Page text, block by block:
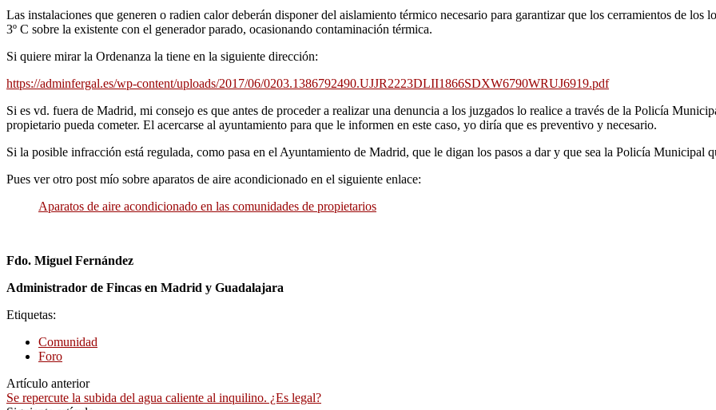
Las instalaciones que generen o radien calor deberán disponer del aislamiento térmico necesario para garantizar que los cerramientos de los
3º C sobre la existente con el generador parado, ocasionando contaminación térmica.
Si quiere mirar la Ordenanza la tiene en la siguiente dirección:
https://adminfergal.es/wp-content/uploads/2017/06/0203.1386792490.UJJR2223DLII1866SDXW6790WRUJ6919.pdf
Si es vd. fuera de Madrid, mi consejo es que antes de proceder a realizar una denuncia a los juzgados lo realice a través de la Policía
propietario pueda cometer. El acercarse al ayuntamiento para que le informen en este caso, yo diría que es preventivo y necesario.
Si la posible infracción está regulada, como pasa en el Ayuntamiento de Madrid, que le digan los pasos a dar y que sea la Policía Municipal
Pues ver otro post mío sobre aparatos de aire acondicionado en el siguiente enlace:
Aparatos de aire acondicionado en las comunidades de propietarios
Fdo. Miguel Fernández
Administrador de Fincas en Madrid y Guadalajara
Etiquetas:
Comunidad
Foro
Artículo anterior
Se repercute la subida del agua caliente al inquilino. ¿Es legal?